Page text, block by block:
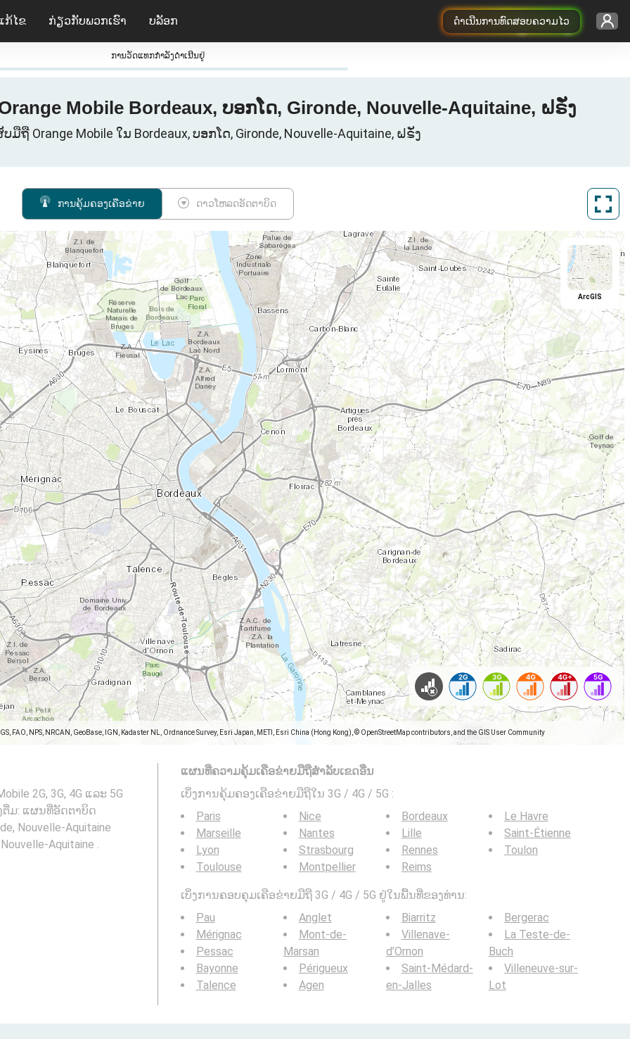
ດຳເນີນການທົດສອບຄວາມໄວ
ກ້ໄຂ ກ່ຽວ​ກັບ​ພວກ​ເຮົາ ບລັອກ
ການວັດແທກກໍາລັງດໍາເນີນຢູ່
Mobile Bordeaux, ບອກໂດ, Gironde, Nouvelle-Aquitaine, ຝຣັ່ງ
ຖື Orange Mobile ໃນ Bordeaux, ບອກໂດ, Gironde, Nouvelle-Aquitaine, ຝຣັ່ງ
ການຄຸ້ມຄອງເຄືອຂ່າຍ ດາວໂຫລດອັດຕາບິດ
FAO, NPS, NRCAN, GeoBase, IGN, Kadaster NL, Ordnance Survey, Esri Japan, METI, Esri China (Hong Kong), © OpenStreetMap contributors, and the GIS User Community
ArcGIS
2G, 3G, 4G ແລະ 5G
ງຕື່ມ: ແຜນທີ່ອັດຕາບິດ
Nouvelle-Aquitaine
Aquitaine .
ແຜນທີ່ຄວາມຄຸ້ມເຄືອຂ່າຍມືຖືສໍາລັບເຂດອື່ນ
ເບິ່ງການຄຸ້ມຄອງເຄືອຂ່າຍມືຖືໃນ 3G / 4G / 5G :
Paris
Marseille
Lyon
Toulouse
Nice
Nantes
Strasbourg
Montpellier
Bordeaux
Lille
Rennes
Reims
Le Havre
Saint-Étienne
Toulon
ເບິ່ງການຄອບຄຸມເຄືອຂ່າຍມືຖື 3G / 4G / 5G ຢູ່ໃນພື້ນທີ່ຂອງທ່ານ:
Pau
Mérignac
Pessac
Bayonne
Talence
Anglet
Mont-de-
Marsan
Périgueux
Agen
Biarritz
Villenave-
d’Ornon
Saint-Médard-
en-Jalles
Bergerac
La Teste-de-
Buch
Villeneuve-sur-
Lot